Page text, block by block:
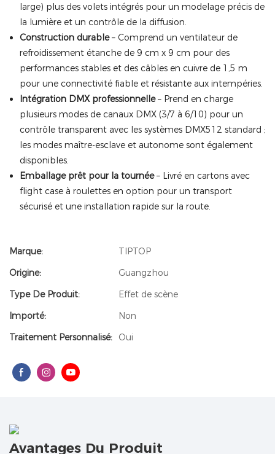
large) plus des volets intégrés pour un modelage précis de
la lumière et un contrôle de la diffusion.
Construction durable– Comprend un ventilateur de
refroidissement étanche de 9 cm x 9 cm pour des
performances stables et des câbles en cuivre de 1,5 m
pour une connectivité fiable et résistante aux intempéries.
Intégration DMX professionnelle– Prend en charge
plusieurs modes de canaux DMX (3/7 à 6/10) pour un
contrôle transparent avec les systèmes DMX512 standard ;
les modes maître-esclave et autonome sont également
disponibles.
Emballage prêt pour la tournée– Livré en cartons avec
flight case à roulettes en option pour un transport
sécurisé et une installation rapide sur la route.
Marque:
TIPTOP
Origine:
Guangzhou
Type De Produit:
Effet de scène
Importé:
Non
Traitement Personnalisé:
Oui
Avantages Du Produit